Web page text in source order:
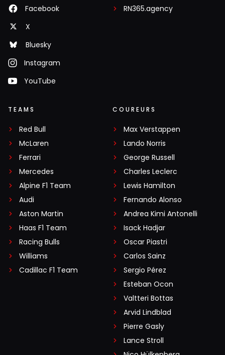
Facebook
X
Bluesky
Instagram
YouTube
RN365.agency
TEAMS
Red Bull
McLaren
Ferrari
Mercedes
Alpine F1 Team
Audi
Aston Martin
Haas F1 Team
Racing Bulls
Williams
Cadillac F1 Team
COUREURS
Max Verstappen
Lando Norris
George Russell
Charles Leclerc
Lewis Hamilton
Fernando Alonso
Andrea Kimi Antonelli
Isack Hadjar
Oscar Piastri
Carlos Sainz
Sergio Pérez
Esteban Ocon
Valtteri Bottas
Arvid Lindblad
Pierre Gasly
Lance Stroll